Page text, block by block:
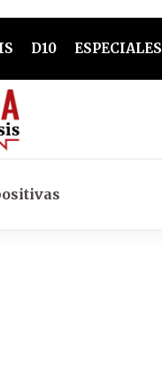
D10 ESPECIALES